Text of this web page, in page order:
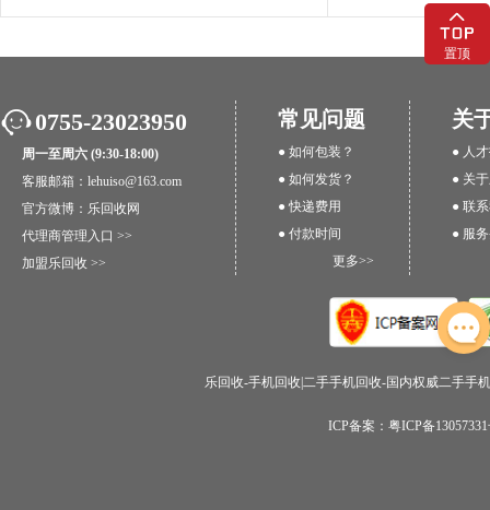
0755-23023950
周一至周六 (9:30-18:00)
客服邮箱：lehuiso@163.com
官方微博： 乐回收网
代理商管理入口 >>
加盟乐回收 >>
常见问题
● 如何包装？
● 如何发货？
● 快递费用
● 付款时间
更多>>
关
● 人
● 关
● 联
● 服
乐回收-手机回收|二手手机回收-国内权威二手手
ICP备案：粤ICP备
置顶